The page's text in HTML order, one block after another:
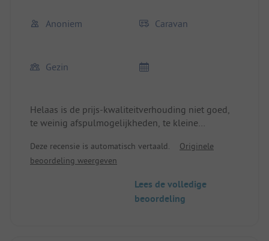
Anoniem Caravan
Gezin
Helaas is de prijs-kwaliteitverhouding niet goed,
te weinig afspulmogelijkheden, te kleine
Deze recensie is automatisch vertaald.
Originele
beoordeling weergeven
Lees de volledige
beoordeling